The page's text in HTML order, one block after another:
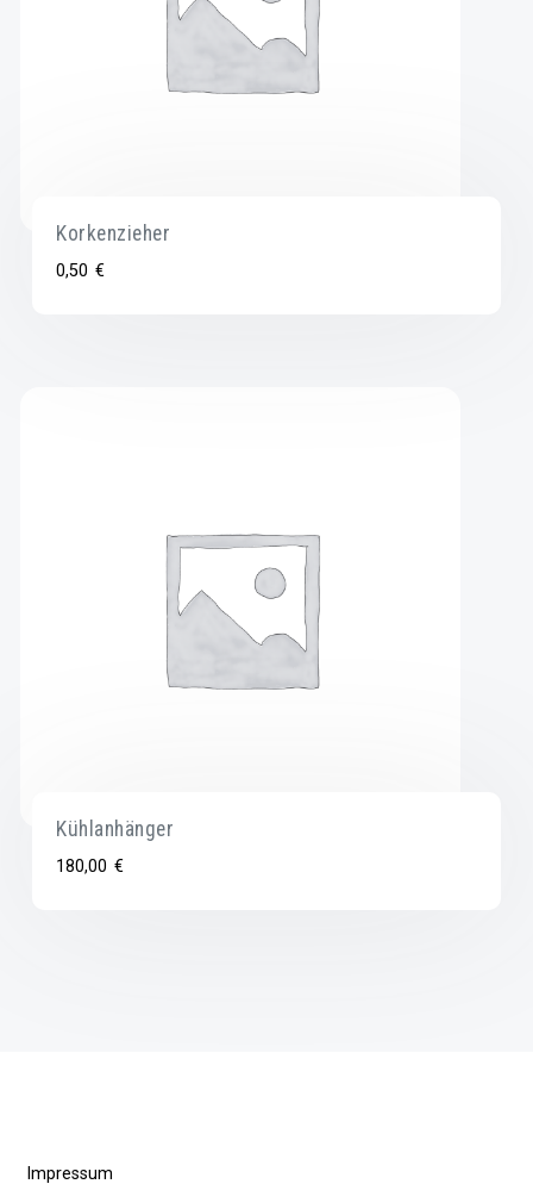
Korkenzieher
0,50€
Kühlanhänger
180,00€
Impressum